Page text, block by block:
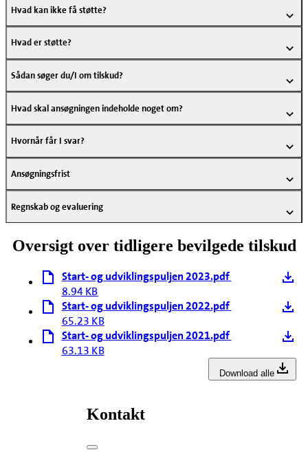
Hvad kan ikke få støtte?
Hvad er støtte?
Sådan søger du/I om tilskud?
Hvad skal ansøgningen indeholde noget om?
Hvornår får I svar?
Ansøgningsfrist
Regnskab og evaluering
Oversigt over tidligere bevilgede tilskud
Start- og udviklingspuljen 2023.pdf
8.94 KB
Start- og udviklingspuljen 2022.pdf
65.23 KB
Start- og udviklingspuljen 2021.pdf
63.13 KB
Download alle
Kontakt